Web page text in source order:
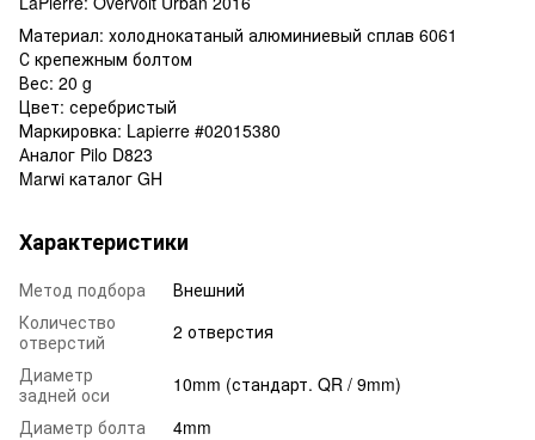
Материал: холоднокатаный алюминиевый сплав 6061
С крепежным болтом
Вес: 20 g
Цвет: серебристый
Маркировка: Lapierre #02015380
Аналог Pilo D823
Marwi каталог GH
Характеристики
Метод подбора
Внешний
Количество
отверстий
2 отверстия
Диаметр
задней оси
10mm (стандарт. QR / 9mm)
Диаметр болта
4mm